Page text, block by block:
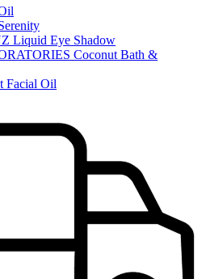
Liquid Eye Shadow
Coconut Bath &
Facial Oil